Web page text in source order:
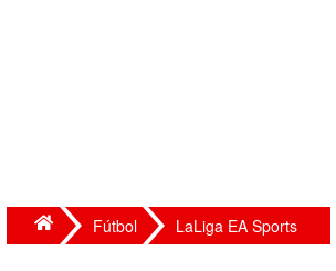
Fútbol LaLiga EA Sports